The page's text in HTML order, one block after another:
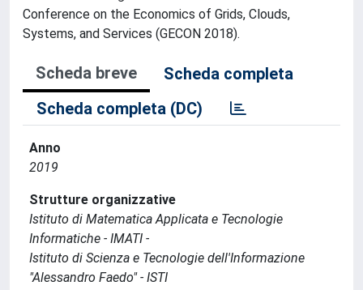
Conference on the Economics of Grids, Clouds,
Systems, and Services (GECON 2018).
Scheda breve
Scheda completa
Scheda completa (DC)
Anno
2019
Strutture organizzative
Istituto di Matematica Applicata e Tecnologie
Informatiche - IMATI -
Istituto di Scienza e Tecnologie dell'Informazione
"Alessandro Faedo" - ISTI